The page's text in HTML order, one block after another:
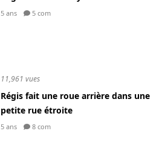
5 ans 5 com
11,961 vues
Régis fait une roue arrière dans une
petite rue étroite
5 ans 8 com